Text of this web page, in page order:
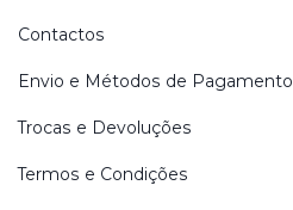
Contactos
Envio e Métodos de Pagamento
Trocas e Devoluções
Termos e Condições